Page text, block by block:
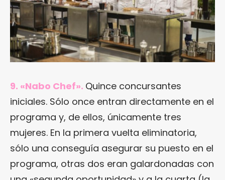
9. «Nabo Chef». Quince concursantes
iniciales. Sólo once entran directamente en el
programa y, de ellos, únicamente tres
mujeres. En la primera vuelta eliminatoria,
sólo una conseguía asegurar su puesto en el
programa, otras dos eran galardonadas con